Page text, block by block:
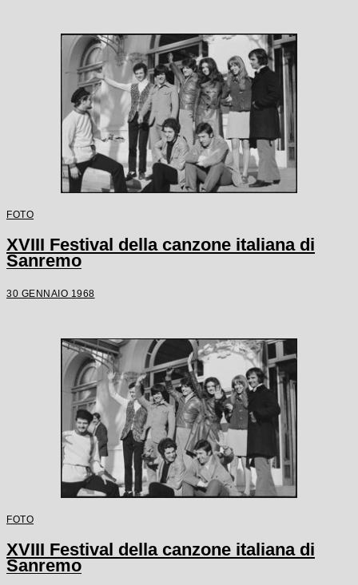
FOTO
XVIII Festival della canzone italiana di
Sanremo
30 GENNAIO 1968
FOTO
XVIII Festival della canzone italiana di
Sanremo